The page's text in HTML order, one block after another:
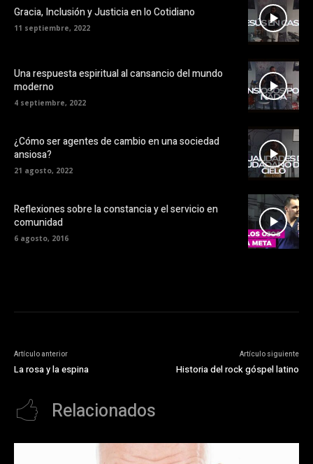
Gracia, Inclusión y Justicia en lo Cotidiano
11 septiembre, 2022
Una respuesta espiritual al cansancio del mundo
moderno
4 septiembre, 2022
¿Cómo ser agentes de cambio en una sociedad
ansiosa?
21 agosto, 2022
Reflexiones sobre la constancia y el servicio en
comunidad
6 agosto, 2016
Artículo anterior
La rosa y la espina
Artículo siguiente
Historia del rock góspel latino
Relacionados